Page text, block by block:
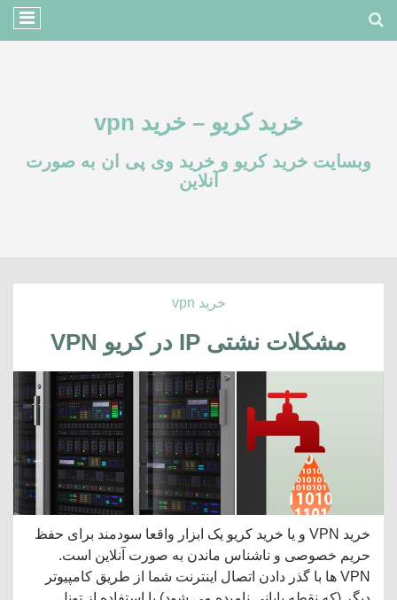
خرید کریو – خرید vpn
وبسایت خرید کریو و خرید وی پی ان به صورت
آنلاین
خرید vpn
مشکلات نشتی IP در کریو VPN
خرید VPN و یا خرید کریو یک ابزار واقعا سودمند برای حفظ
حریم خصوصی و ناشناس ماندن به صورت آنلاین است.
VPN ها با گذر دادن اتصال اینترنت شما از طریق کامپیوتر